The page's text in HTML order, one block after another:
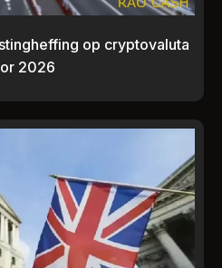
op cryptovaluta
2026